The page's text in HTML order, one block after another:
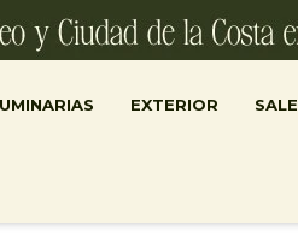
EXTERIOR SALE